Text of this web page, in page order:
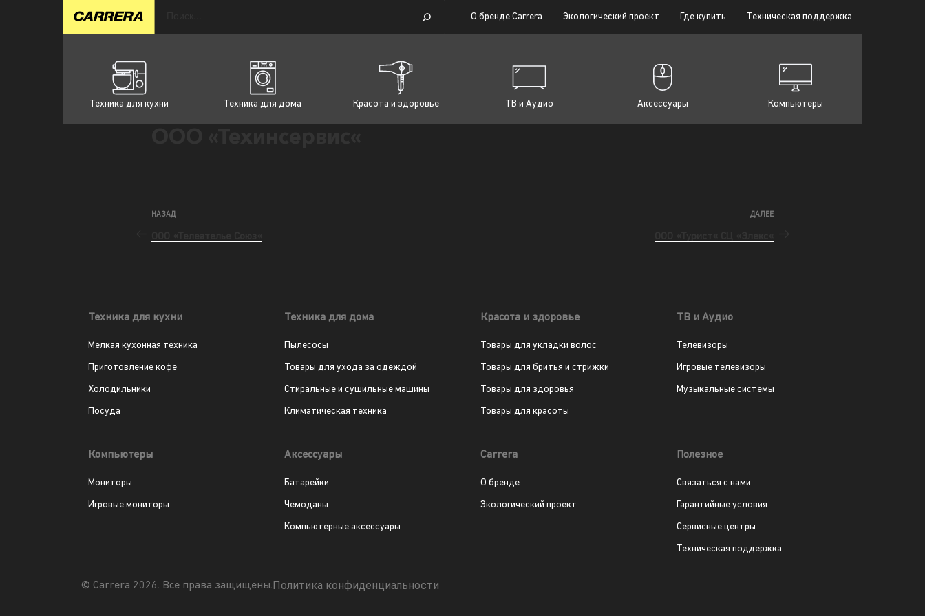
О бренде Carrera Экологический проект Где купить Техническая поддержка
Техника для кухни Техника для дома Красота и здоровье ТВ и Аудио Аксессуары Компьютеры
НАЗАД ДАЛЕЕ
Техника для кухни
Мелкая кухонная техника
Приготовление кофе
Холодильники
Посуда
Техника для дома
Пылесосы
Товары для ухода за одеждой
Стиральные и сушильные машины
Климатическая техника
Красота и здоровье
Товары для укладки волос
Товары для бритья и стрижки
Товары для здоровья
Товары для красоты
ТВ и Аудио
Телевизоры
Игровые телевизоры
Музыкальные системы
Компьютеры
Мониторы
Игровые мониторы
Аксессуары
Батарейки
Чемоданы
Компьютерные аксессуары
Carrera
О бренде
Экологический проект
Полезное
Связаться с нами
Гарантийные условия
Сервисные центры
Техническая поддержка
© Carrera 2026. Все права защищены.Политика конфиденциальности